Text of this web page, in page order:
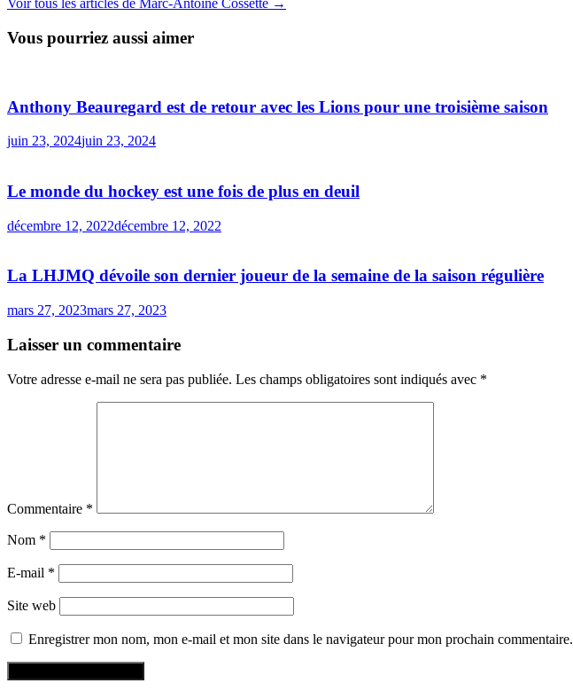
Voir tous les articles de Marc-Antoine Cossette →
Vous pourriez aussi aimer
Anthony Beauregard est de retour avec les Lions pour une troisième saison
juin 23, 2024juin 23, 2024
Le monde du hockey est une fois de plus en deuil
décembre 12, 2022décembre 12, 2022
La LHJMQ dévoile son dernier joueur de la semaine de la saison régulière
mars 27, 2023mars 27, 2023
Laisser un commentaire
Votre adresse e-mail ne sera pas publiée. Les champs obligatoires sont indiqués avec *
Commentaire *
Nom *
E-mail *
Site web
Enregistrer mon nom, mon e-mail et mon site dans le navigateur pour mon prochain commentaire.